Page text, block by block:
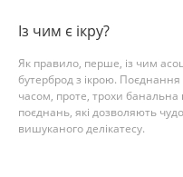
Із чим є ікру?
Як правило, перше, із чим
бутерброд з ікрою. Поєднання
часом, проте, трохи
поєднань, які дозволяють
вишуканого делікатесу.